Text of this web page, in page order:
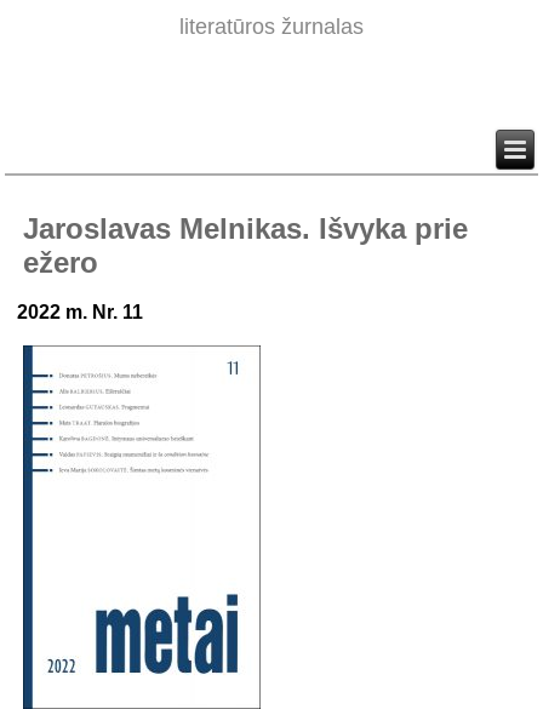
literatūros žurnalas
Jaroslavas Melnikas. Išvyka prie
ežero
2022 m. Nr. 11